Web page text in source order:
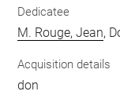
Dedicatee
M. Rouge, Jean,
Acquisition details
don